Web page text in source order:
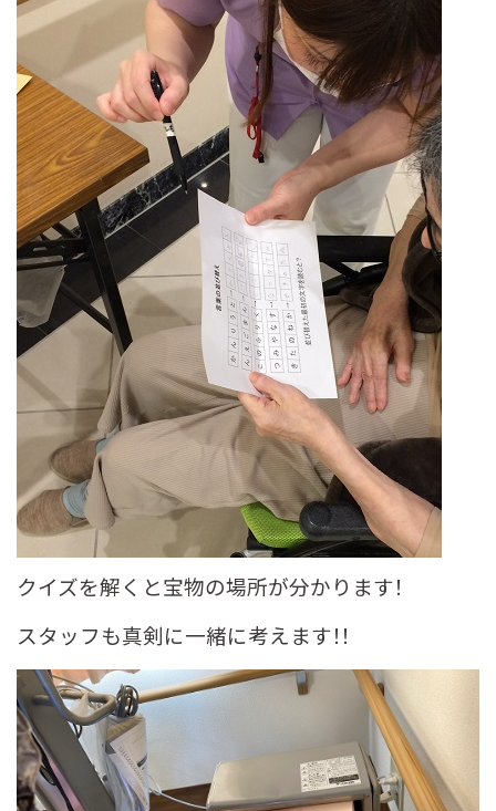
クイズを解くと宝物の場所が分かります！
スタッフも真剣に一緒に考えます！！